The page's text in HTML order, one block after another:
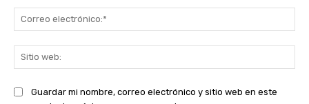
Guardar mi nombre, correo electrónico y sitio web en este